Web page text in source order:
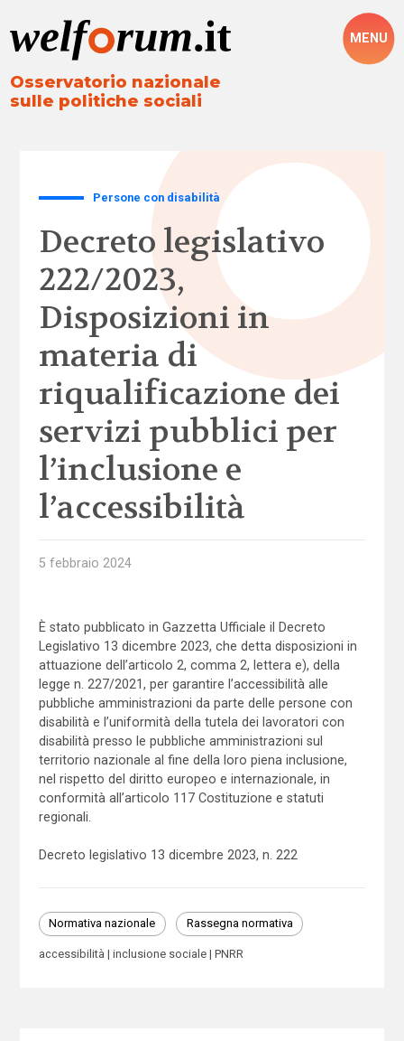
Osservatorio nazionale
sulle politiche sociali
MENU
Persone con disabilità
Decreto legislativo
222/2023,
Disposizioni in
materia di
riqualificazione dei
servizi pubblici per
l’inclusione e
l’accessibilità
5 febbraio 2024
È stato pubblicato in Gazzetta Ufficiale il Decreto
Legislativo 13 dicembre 2023, che detta disposizioni in
attuazione dell’articolo 2, comma 2, lettera e), della
legge n. 227/2021, per garantire l’accessibilità alle
pubbliche amministrazioni da parte delle persone con
disabilità e l’uniformità della tutela dei lavoratori con
disabilità presso le pubbliche amministrazioni sul
territorio nazionale al fine della loro piena inclusione,
nel rispetto del diritto europeo e internazionale, in
conformità all’articolo 117 Costituzione e statuti
regionali.
Decreto legislativo 13 dicembre 2023, n. 222
Normativa nazionale Rassegna normativa
accessibilità inclusione sociale PNRR